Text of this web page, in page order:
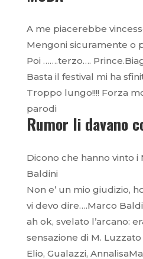
A me piacerebbe
Mengoni sicuramente o
Poi …….terzo….
Basta il festival mi ha
Troppo lungo!!!! Forza
parodi
Rumor li davano
Dicono che hanno vinto i
Baldini
Non e’ un mio giudizio,
vi devo dire….Marco
ah ok, svelato l’arcano:
sensazione di M.
Elio, Gualazzi,